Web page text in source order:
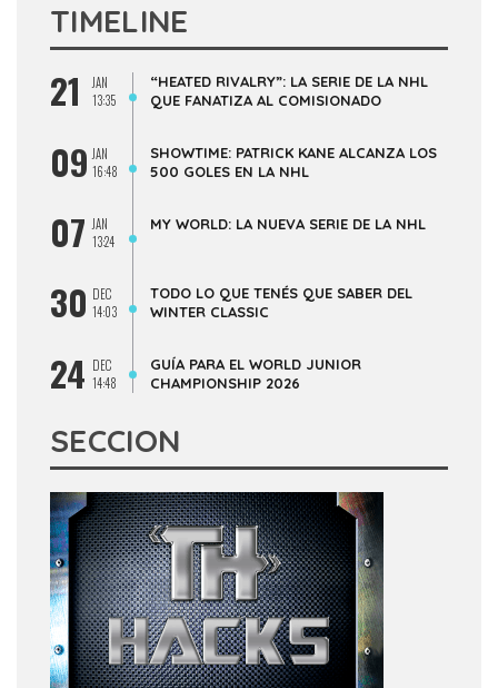
TIMELINE
21
JAN
13:35
“HEATED RIVALRY”: LA SERIE DE LA NHL
QUE FANATIZA AL COMISIONADO
09 JAN
16:48
SHOWTIME: PATRICK KANE ALCANZA LOS
500 GOLES EN LA NHL
07 JAN
13:24
MY WORLD: LA NUEVA SERIE DE LA NHL
30 DEC
14:03
TODO LO QUE TENÉS QUE SABER DEL
WINTER CLASSIC
24 DEC
14:48
GUÍA PARA EL WORLD JUNIOR
CHAMPIONSHIP 2026
SECCION